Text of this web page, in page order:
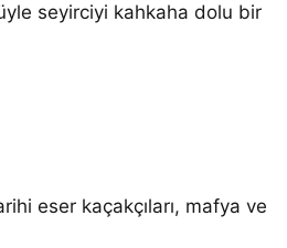
seyirciyi kahkaha dolu bir
eser kaçakçıları, mafya ve